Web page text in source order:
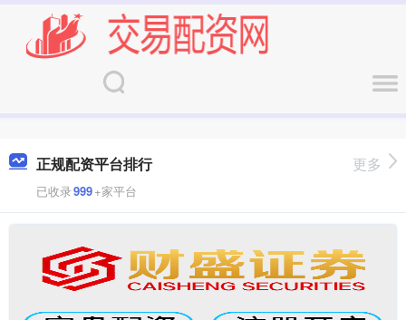
正规配资平台排行
已收录999+家平台
更多